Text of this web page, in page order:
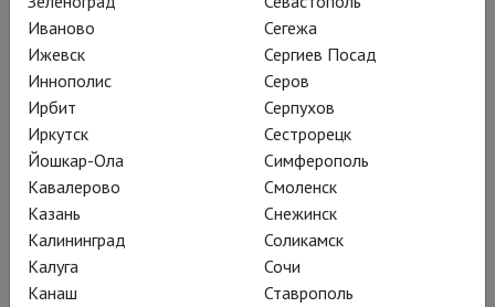
Иваново
Ижевск
Иннополис
Ирбит
Иркутск
Йошкар-Ола
Кавалерово
Казань
Калининград
Калуга
Канаш
Сегежа
Сергиев Посад
Серов
Серпухов
Сестрорецк
Симферополь
Смоленск
Снежинск
Соликамск
Сочи
Ставрополь